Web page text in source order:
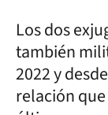
Los dos
también
2022 y
relación